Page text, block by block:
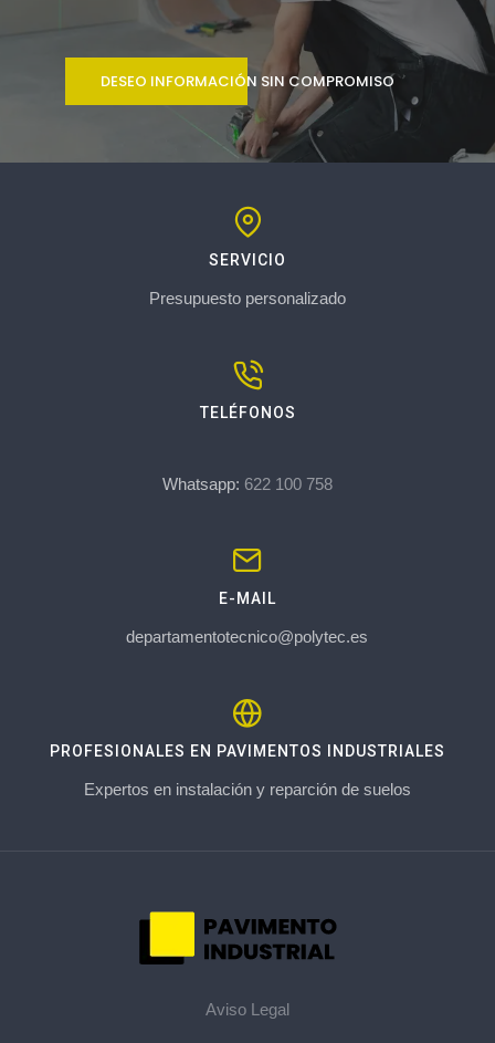
DESEO INFORMACIÓN SIN COMPROMISO
SERVICIO
Presupuesto personalizado
TELÉFONOS
Whatsapp: 622 100 758
E-MAIL
departamentotecnico@polytec.es
PROFESIONALES EN PAVIMENTOS INDUSTRIALES
Expertos en instalación y reparción de suelos
Aviso Legal